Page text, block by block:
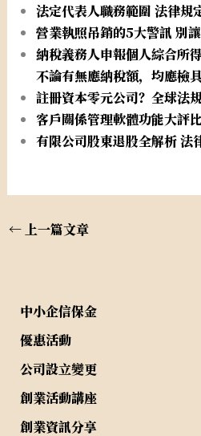
法定代表人職務範圍 法律規
營業執照吊銷的5大警訊 別
納稅義務人申報個人綜合所
不論有無應納稅額，均應檢
註冊資本零元公司？全球法
客戶關係管理軟體功能大評
有限公司股東退股全解析 法
←上一篇文章
中小企信保金
優惠活動
公司設立變更
創業活動講座
創業資訊分享